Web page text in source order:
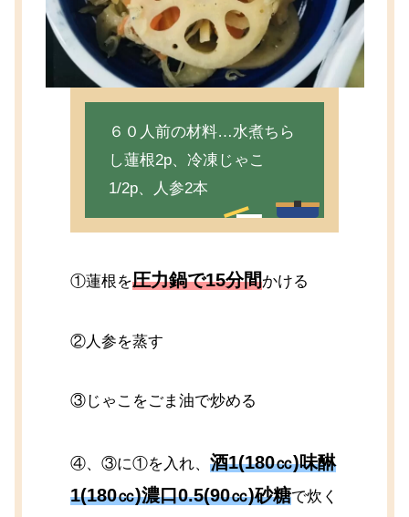
６０人前の材料…水煮ちら
し蓮根2p、冷凍じゃこ
1/2p、人参2本
①蓮根を圧力鍋で15分間かける
②人参を蒸す
③じゃこをごま油で炒める
④、③に①を入れ、酒1(180㏄)味醂
1(180㏄)濃口0.5(90㏄)砂糖で炊く